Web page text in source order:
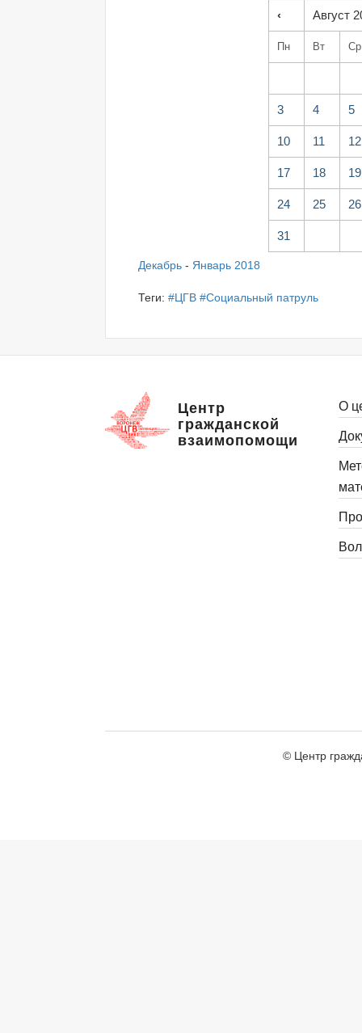
‹ Август
Пн Вт Ср
3 4 5
10 11 12
17 18 19
24 25 26
31
Декабрь - Январь 2018
Теги: #ЦГВ #Социальный патруль
Центр
гражданской
взаимопомощи
О
© Центр